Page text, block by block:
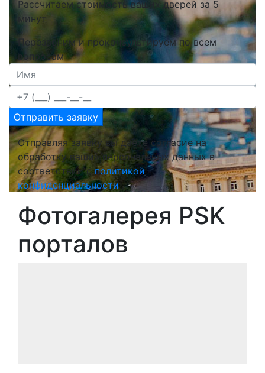
Рассчитаем стоимость ваших дверей за 5
минут
Перезвоним и проконсультируем по всем
вопросам
Отправить заявку
Отправляя заявку вы даете согласие на
обработку ваших персональных данных в
соответствии сполитикой
конфиденциальности
Фотогалерея PSK
порталов